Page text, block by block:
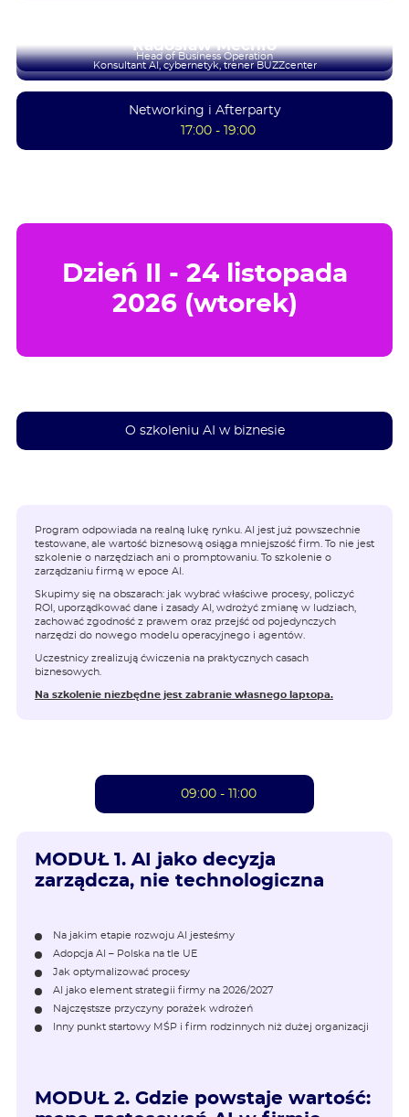
Head of Business Operation
Radosław Mechło
Konsultant AI, cybernetyk, trener BUZZcenter
Networking i Afterparty
17:00 - 19:00
Dzień II - 24 listopada
2026 (wtorek)
O szkoleniu AI w biznesie
Program odpowiada na realną lukę rynku. AI jest już powszechnie
testowane, ale wartość biznesową osiąga mniejszość firm. To nie jest
szkolenie o narzędziach ani o promptowaniu. To szkolenie o
zarządzaniu firmą w epoce AI.
Skupimy się na obszarach: jak wybrać właściwe procesy, policzyć
ROI, uporządkować dane i zasady AI, wdrożyć zmianę w ludziach,
zachować zgodność z prawem oraz przejść od pojedynczych
narzędzi do nowego modelu operacyjnego i agentów.
Uczestnicy zrealizują ćwiczenia na praktycznych casach
biznesowych.
Na szkolenie niezbędne jest zabranie własnego laptopa.
09:00 - 11:00
MODUŁ 1. AI jako decyzja
zarządcza, nie technologiczna
Na jakim etapie rozwoju AI jesteśmy
Adopcja AI – Polska na tle UE
Jak optymalizować procesy
AI jako element strategii firmy na 2026/2027
Najczęstsze przyczyny porażek wdrożeń
Inny punkt startowy MŚP i firm rodzinnych niż dużej organizacji
MODUŁ 2. Gdzie powstaje wartość: